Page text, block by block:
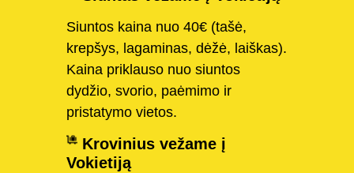
Siuntos kaina nuo 40€ (tašė,
krepšys, lagaminas, dėžė, laiškas).
Kaina priklauso nuo siuntos
dydžio, svorio, paėmimo ir
pristatymo vietos.
Krovinius vežame į
Vokietiją